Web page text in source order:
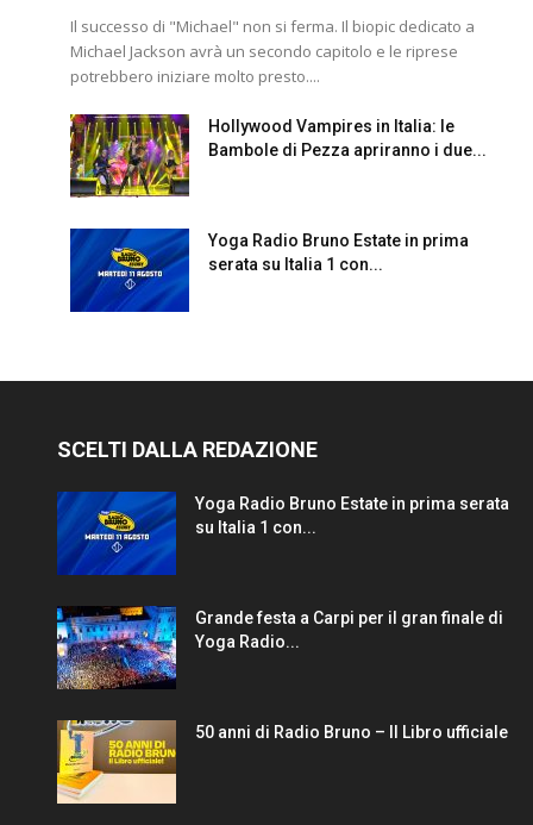
Il successo di "Michael" non si ferma. Il biopic dedicato a
Michael Jackson avrà un secondo capitolo e le riprese
potrebbero iniziare molto presto....
Hollywood Vampires in Italia: le
Bambole di Pezza apriranno i due...
Yoga Radio Bruno Estate in prima
serata su Italia 1 con...
SCELTI DALLA REDAZIONE
Yoga Radio Bruno Estate in prima serata
su Italia 1 con...
Grande festa a Carpi per il gran finale di
Yoga Radio...
50 anni di Radio Bruno – Il Libro ufficiale